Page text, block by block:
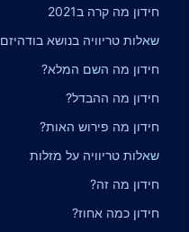
חידון מה קרה ב2021
שאלות טריוויה בנושא בודהיזם
חידון מה השם המלא?
חידון מה ההבדל?
חידון מה פירוש האות?
שאלות טריוויה על מזלות
חידון מה זה?
חידון כמה אחוז?